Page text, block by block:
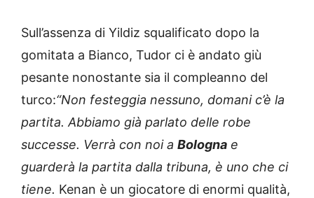
Sull’assenza di Yildiz squalificato dopo la
gomitata a Bianco, Tudor ci è andato giù
pesante nonostante sia il compleanno del
turco:“Non festeggia nessuno, domani c’è la
partita. Abbiamo già parlato delle robe
successe. Verrà con noi a Bologna e
guarderà la partita dalla tribuna, è uno che ci
tiene. Kenan è un giocatore di enormi qualità,